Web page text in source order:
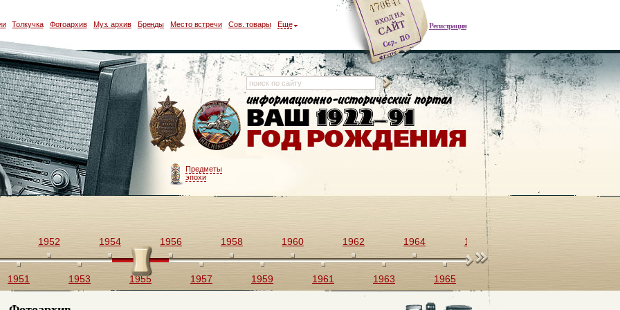
Регистрация
Толкучка Фотоархив Муз. архив Бренды Место встречи Сов. товары Еще
Предметы
эпохи
1951
1952
1953
1954
1955
1956
1957
1958
1959
1960
1961
1962
1963
1964
1965
1966